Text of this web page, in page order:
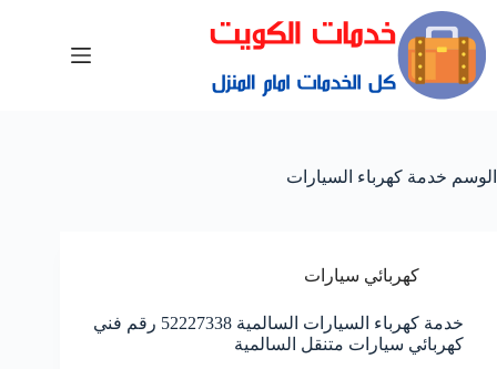
الوسم خدمة كهرباء السيارات
كهربائي سيارات
خدمة كهرباء السيارات السالمية 52227338 رقم فني
كهربائي سيارات متنقل السالمية